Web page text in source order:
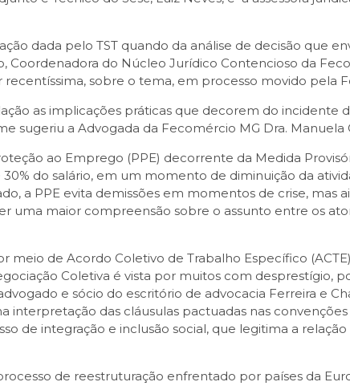
dada pelo TST quando da análise de decisão que
Coordenadora do Núcleo Jurídico Contencioso da
recentíssima, sobre o tema, em processo movido pela
as implicações práticas que decorem do incidente
sugeriu a Advogada da Fecomércio MG Dra. Manuela
ao Emprego (PPE) decorrente da Medida
do salário, em um momento de diminuição da
a PPE evita demissões em momentos de crise,
uma maior compreensão sobre o assunto entre os
meio de Acordo Coletivo de Trabalho Específico
Coletiva é vista por muitos com desprestígio,
e sócio do escritório de advocacia Ferreira e
interpretação das cláusulas pactuadas nas
de integração e inclusão social, que legitima a
de reestruturação enfrentado por países da